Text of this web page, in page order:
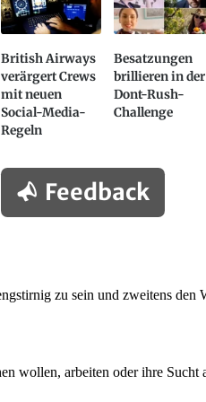
British Airways
verärgert Crews
mit neuen
Social-Media-
Regeln
Besatzungen
brillieren in der
Dont-Rush-
Challenge
Feedback